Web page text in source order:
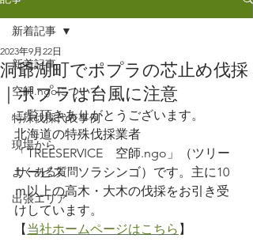
新着記事
空師.ngoについて
特殊伐採代表事例
現場から
よくある質問
出張エリア
新着記事
洞爺湖町でポプラの芯止め伐採
｜ポプラは台風に注意
2023年9月22日
ご覧頂きありがとうございます。
北海道の特殊伐採業者
「TREESERVICE　空師.ngo」（ツリー
サービス　ソラシンゴ）です。主に10
ｍ以上の高木・大木の伐採をお引き受
けしています。
【当社ホームページはこちら 】